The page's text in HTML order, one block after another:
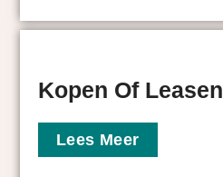
Kopen Of Leasen
Lees Meer